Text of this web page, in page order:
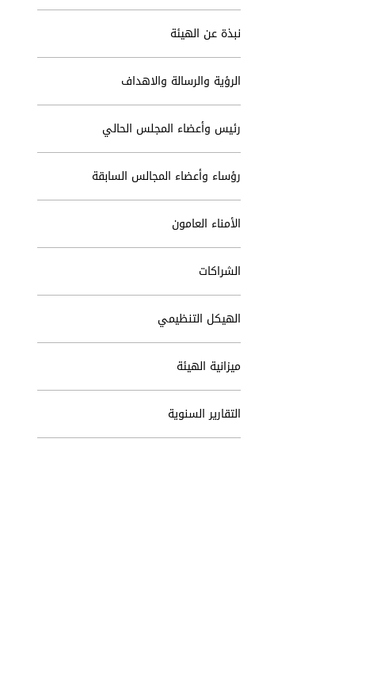
نبذة عن الهيئة
الرؤية والرسالة والاهداف
رئيس وأعضاء المجلس الحالي
رؤساء وأعضاء المجالس السابقة
الأمناء العامون
الشراكات
الهيكل التنظيمي
ميزانية الهيئة
التقارير السنوية